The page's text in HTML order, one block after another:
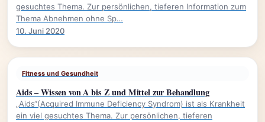
gesuchtes Thema. Zur persönlichen, tieferen Information zum
Thema Abnehmen ohne Sp…
10. Juni 2020
Fitness und Gesundheit
Aids – Wissen von A bis Z und Mittel zur Behandlung
„Aids“(Acquired Immune Deficiency Syndrom) ist als Krankheit
ein viel gesuchtes Thema. Zur persönlichen, tieferen